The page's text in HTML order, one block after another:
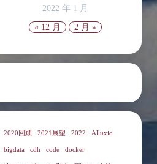
2022 年 1 月
« 12 月 2 月 »
2020回顾 2021展望 2022 Alluxio
bigdata cdh code docker